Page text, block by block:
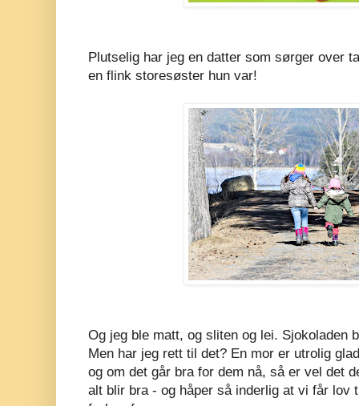
Plutselig har jeg en datter som sørger over
en flink storesøster hun var!
Og jeg ble matt, og sliten og lei. Sjokoladen
Men har jeg rett til det? En mor er utrolig
og om det går bra for dem nå, så er vel det
alt blir bra - og håper så inderlig at vi får lov